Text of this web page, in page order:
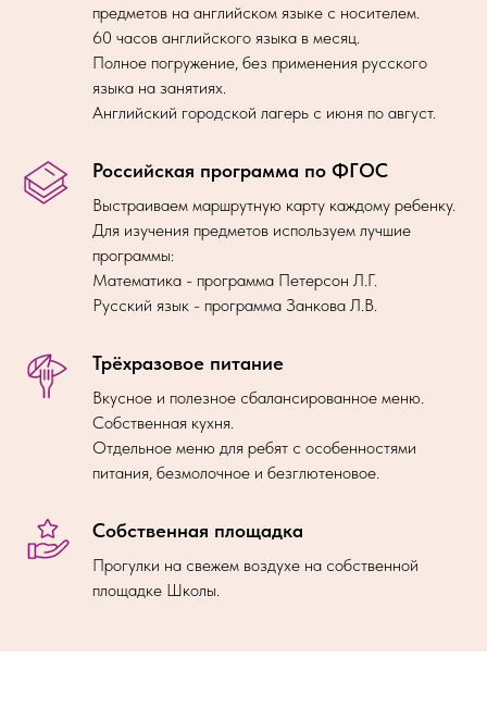
предметов на английском языке с носителем.
60 часов английского языка в месяц.
Полное погружение, без применения русского
языка на занятиях.
Английский городской лагерь с июня по август.
Российская программа по ФГОС
Выстраиваем маршрутную карту каждому ребенку.
Для изучения предметов используем лучшие
программы:
Математика - программа Петерсон Л.Г.
Русский язык - программа Занкова Л.В.
Трёхразовое питание
Вкусное и полезное сбалансированное меню.
Собственная кухня.
Отдельное меню для ребят с особенностями
питания, безмолочное и безглютеновое.
Собственная площадка
Прогулки на свежем воздухе на собственной
площадке Школы.